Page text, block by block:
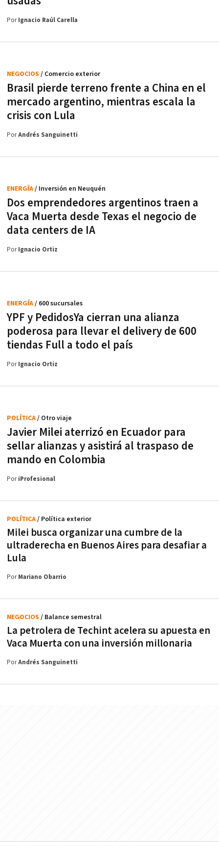
PorIgnacio Raúl Carella
Brasil pierde terreno frente a China en el
mercado argentino, mientras escala la
crisis con Lula
NEGOCIOS / Comercio exterior
PorAndrés Sanguinetti
Dos emprendedores argentinos traen a
Vaca Muerta desde Texas el negocio de
data centers de IA
ENERGÍA/ Inversión en Neuquén
PorIgnacio Ortiz
YPF y PedidosYa cierran una alianza
poderosa para llevar el delivery de 600
tiendas Full a todo el país
ENERGÍA/ 600 sucursales
PorIgnacio Ortiz
Javier Milei aterrizó en Ecuador para
sellar alianzas y asistirá al traspaso de
mando en Colombia
POLÍTICA/ Otro viaje
PoriProfesional
Milei busca organizar una cumbre de la
ultraderecha en Buenos Aires para desafiar a
Lula
POLÍTICA/ Política exterior
PorMariano Obarrio
La petrolera de Techint acelera su apuesta en
Vaca Muerta con una inversión millonaria
NEGOCIOS / Balance semestral
PorAndrés Sanguinetti